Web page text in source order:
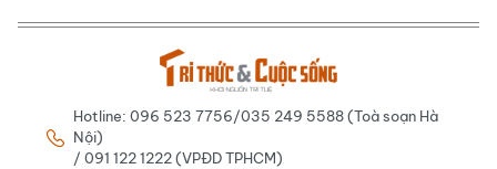
Hotline: 096 523 7756/035 249 5588 (Toà soạn Hà
Nội)
/ 091 122 1222 (VPĐD TPHCM)